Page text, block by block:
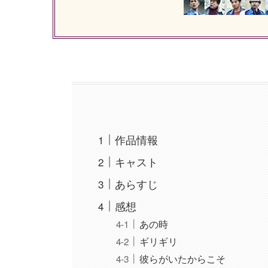
作品情報
キャスト
あらすじ
感想
あの時
ギリギリ
彼らがいたからこそ